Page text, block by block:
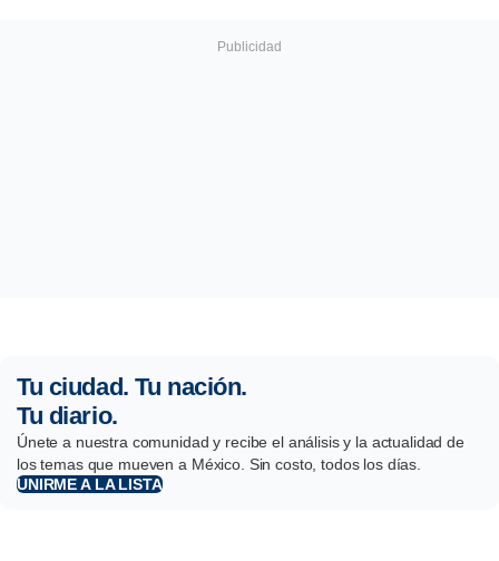
Tu ciudad. Tu nación.
Tu diario.
Únete a nuestra comunidad y recibe el análisis y la actualidad de
los temas que mueven a México. Sin costo, todos los días.
UNIRME A LA LISTA